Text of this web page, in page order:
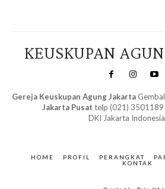
KEUSKUPAN
Gereja Keuskupan Agung Jakarta
Jakarta Pusat telp (021) 3501189
DKI Jakarta Indonesia
HOME PROFIL PERANGKAT
KONTAK